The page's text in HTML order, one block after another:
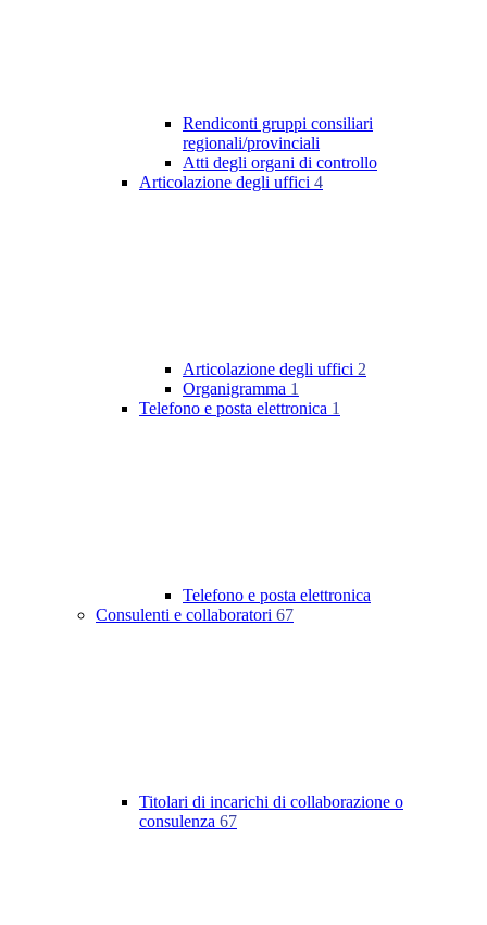
Rendiconti gruppi consiliari
regionali/provinciali
Atti degli organi di controllo
Articolazione degli uffici 4
Articolazione degli uffici 2
Organigramma 1
Telefono e posta elettronica 1
Telefono e posta elettronica
Consulenti e collaboratori 67
Titolari di incarichi di collaborazione o
consulenza 67